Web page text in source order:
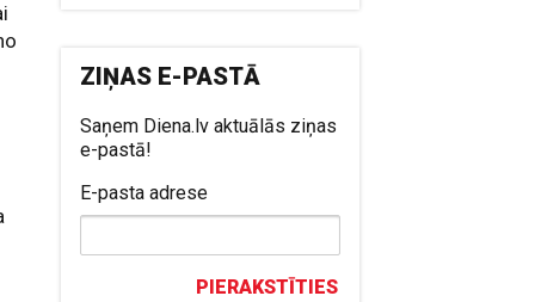
ZIŅAS E-PASTĀ
Saņem Diena.lv aktuālās ziņas
e-pastā!
E-pasta adrese
PIERAKSTĪTIES